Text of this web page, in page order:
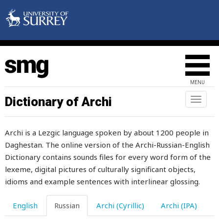
MENU
Toggle
Dictionary of Archi
Archi is a Lezgic language spoken by about 1200 people in
Daghestan. The online version of the Archi-Russian-English
Dictionary contains sounds files for every word form of the
lexeme, digital pictures of culturally significant objects,
idioms and example sentences with interlinear glossing.
English Russian Archi (Cyrillic) Archi (IPA)
извинять
изгородь
издалека
издеваться
изживать
из-за
измельчать
измельчаться